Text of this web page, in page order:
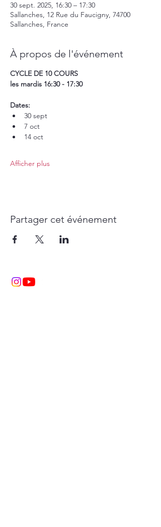
30 sept. 2025, 16:30 – 17:30
Sallanches, 12 Rue du Faucigny, 74700
Sallanches, France
À propos de l'événement
CYCLE DE 10 COURS
les mardis 16:30 - 17:30
Dates:
30 sept
7 oct
14 oct
Afficher plus
Partager cet événement